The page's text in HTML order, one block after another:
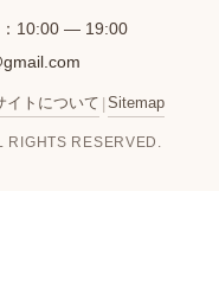
10:00 — 19:00
イトについて | Sitemap
RESERVED.